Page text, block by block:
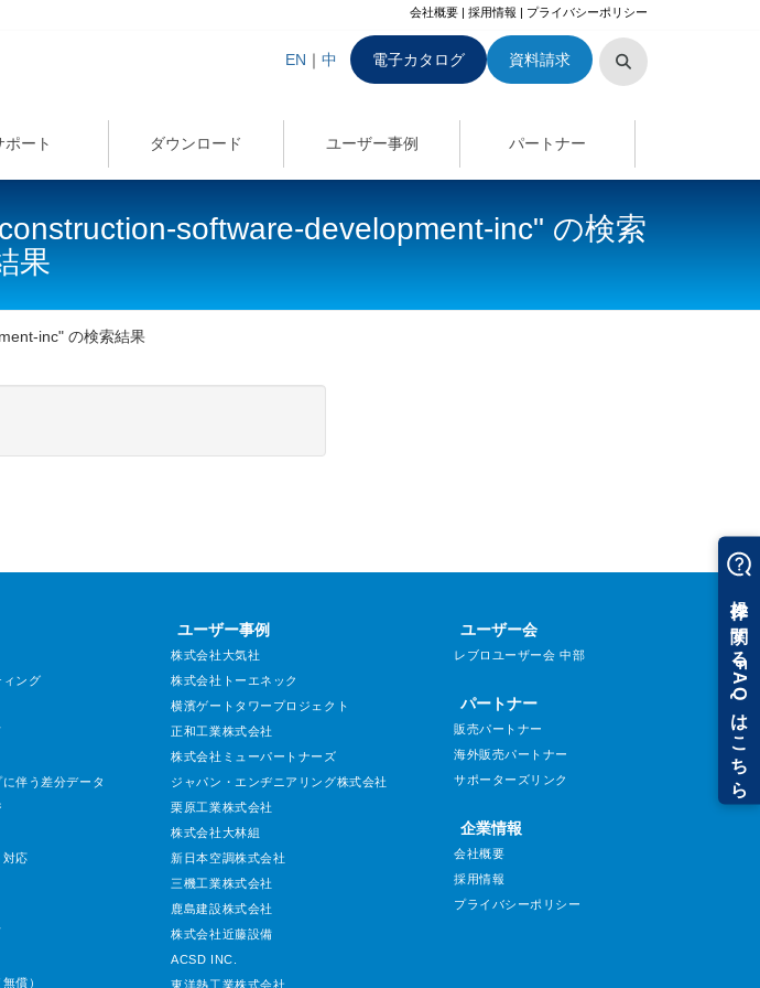
会社概要 | 採用情報 | プライバシーポリシー
EN ｜ 中 電子カタログ 資料請求
ポート ダウンロード ユーザー事例 パートナー
software-development-inc" の検索
果
inc" の検索結果
ィング
伴う差分データ
対応
償）
ユーザー事例
株式会社大気社
株式会社トーエネック
横濱ゲートタワープロジェクト
正和工業株式会社
株式会社ミューパートナーズ
ジャパン・エンヂニアリング株式会社
栗原工業株式会社
株式会社大林組
新日本空調株式会社
三機工業株式会社
鹿島建設株式会社
株式会社近藤設備
ACSD INC.
東洋熱工業株式会社
ユーザー会
レブロユーザー会 中部
パートナー
販売パートナー
海外販売パートナー
サポーターズリンク
企業情報
会社概要
採用情報
プライバシーポリシー